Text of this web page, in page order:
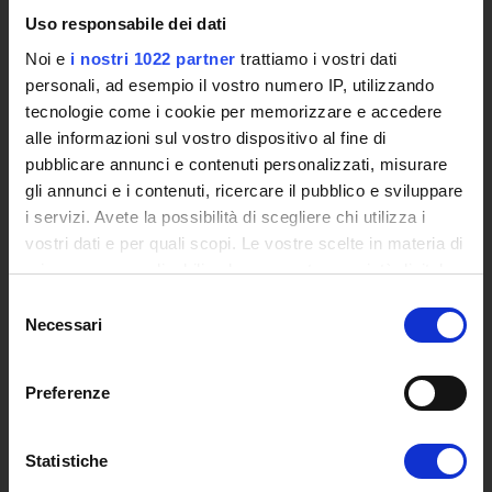
Uso responsabile dei dati
Noi e i nostri 1022 partner trattiamo i vostri dati
personali, ad esempio il vostro numero IP, utilizzando
tecnologie come i cookie per memorizzare e accedere
alle informazioni sul vostro dispositivo al fine di
pubblicare annunci e contenuti personalizzati, misurare
gli annunci e i contenuti, ricercare il pubblico e sviluppare
i servizi. Avete la possibilità di scegliere chi utilizza i
vostri dati e per quali scopi. Le vostre scelte in materia di
privacy sono applicabili solo su questa proprietà digitale
modificare o revocare il proprio consenso in qualsiasi
momento dalla Dichiarazione sui cookie o facendo clic
raccogliere informazioni sulla tua posizione
geografica, con un'approssimazione di qualche
delNecessari
Preferenze
Statistiche
Eventi
Siti Istituzionali e Progetti Interuniversitari
Accesso alla Banca Dati di Segreteria Online
Posta Elettronica Certificata - PEC
Bacheca del Rettore
DIDATTICA
Corsi di Laurea
Percorsi abilitanti di formazione iniziale degli insegnanti
Certificazioni e Alta Formazione Professionale